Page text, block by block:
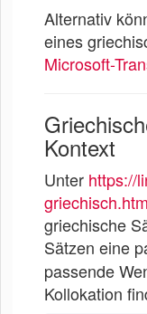
Alternativ
eines
Microsoft-
Kontext
Unter https://
griechische
Sätzen eine
passende
Kollokation